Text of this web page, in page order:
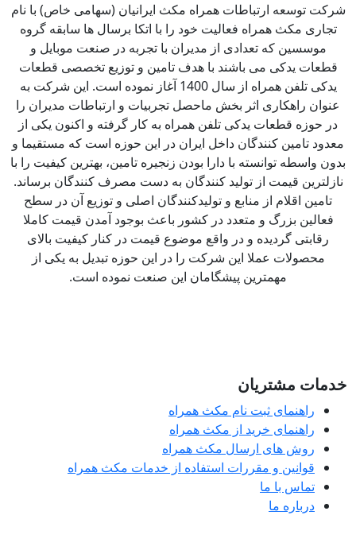
توسعه ارتباطات همراه مکث ایرانیان (سهامی خاص) با نام
مکث همراه فعالیت خود را با اتکا برسال ها سابقه گروه
موسسین که تعدادی از مدیران با تجربه در صنعت موبایل و
یدکی می باشند با هدف تامین و توزیع تخصصی قطعات
یدکی تلفن همراه از سال 1400 آغاز نموده است. این شرکت به
راهکاری اثر بخش ماحصل تجربیات و ارتباطات مدیران را
حوزه قطعات یدکی تلفن همراه به کار گرفته و اکنون یکی از
تامین کنندگان داخل ایران در این حوزه است که مستقیما و
واسطه توانسته با دارا بودن زنجیره تامین، بهترین کیفیت را با
قیمت از تولید کنندگان به دست مصرف کنندگان برساند.
تامین اقلام از منابع و تولیدکنندگان اصلی و توزیع آن در سطح
فعالین بزرگ و متعدد در کشور باعث بوجود آمدن قیمت کاملا
رقابتی گردیده و در واقع موضوع قیمت در کنار کیفیت بالای
محصولات عملا این شرکت را در این حوزه تبدیل به یکی از
مهمترین پیشگامان این صنعت نموده است.
مشتریان
راهنمای ثبت نام مکث همراه
راهنمای خرید از مکث همراه
روش های ارسال مکث همراه
قوانین و مقررات استفاده از خدمات مکث همراه
تماس با ما
درباره ما